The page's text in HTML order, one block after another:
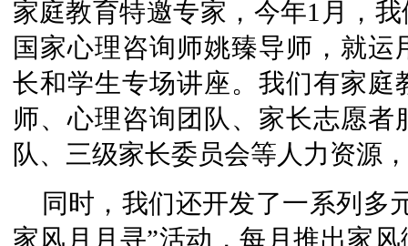
家庭教育特邀专家，今年1月，
国家心理咨询师姚臻导师，就
长和学生专场讲座。我们有家
师、心理咨询团队、家长志愿
队、三级家长委员会等人力资源
同时，我们还开发了一系列多
家风月月寻”活动，每月推出家